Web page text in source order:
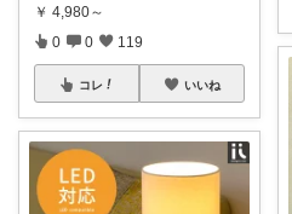
￥ 4,980～
0 0 119
コレ いいね